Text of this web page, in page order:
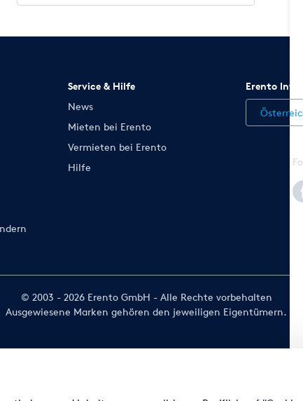
Service & Hilfe
News
Mieten bei Erento
Vermieten bei Erento
Hilfe
Erento
© 2003 - 2026 Erento GmbH - Alle Rechte vorbehalten
Ausgewiesene Marken gehören den jeweiligen Eigentümern.